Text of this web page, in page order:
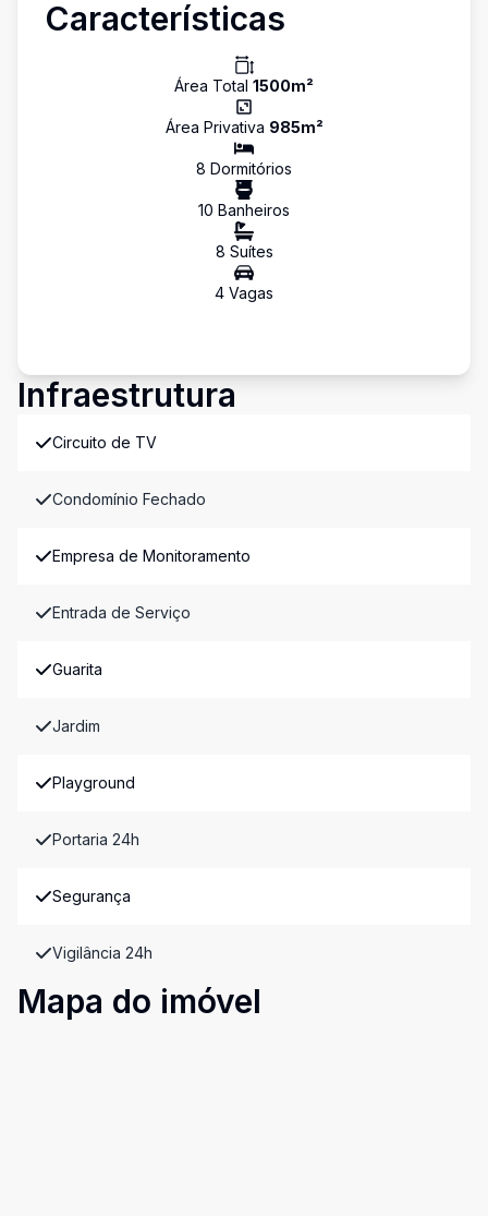
Características
Área Total 1500m²
Área Privativa 985m²
8 Dormitórios
10 Banheiros
8 Suítes
4 Vagas
Infraestrutura
Circuito de TV
Condomínio Fechado
Empresa de Monitoramento
Entrada de Serviço
Guarita
Jardim
Playground
Portaria 24h
Segurança
Vigilância 24h
Mapa do imóvel